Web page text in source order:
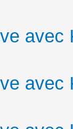
avec
avec